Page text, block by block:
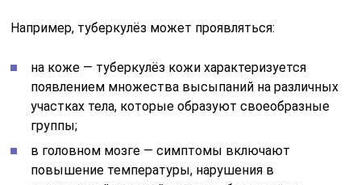
Например, туберкулёз может проявляться:
на коже — туберкулёз кожи характеризуется
появлением множества высыпаний на различных
участках тела, которые образуют своеобразные
группы;
в головном мозге — симптомы включают
повышение температуры, нарушения в